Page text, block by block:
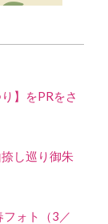
】をPRをさ
し巡り御朱
フォト（3／